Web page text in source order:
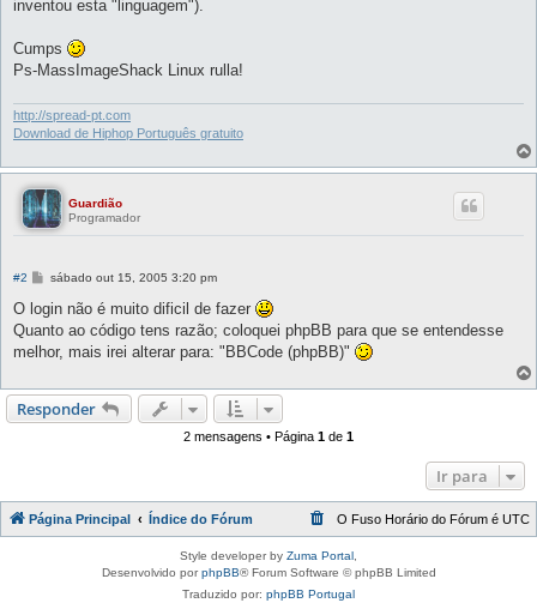
inventou esta "linguagem").
Cumps
Ps-MassImageShack Linux rulla!
http://spread-pt.com
Download de Hiphop Português gratuito
Guardião
Programador
#2
M
n
s
a
g
sábado out 15, 2005 3:20 pm
O login não é muito dificil de fazer
Quanto ao código tens razão; coloquei phpBB para que se entendesse
melhor, mais irei alterar para: "BBCode (phpBB)"
Responder
2 mensagens • Página 1 de 1
Ir para
Página Principal Índice do Fórum O Fuso Horário do Fórum é UTC
Style developer by Zuma Portal,
Desenvolvido porphpBB® Forum Software © phpBB Limited
Traduzido por: phpBB Portugal